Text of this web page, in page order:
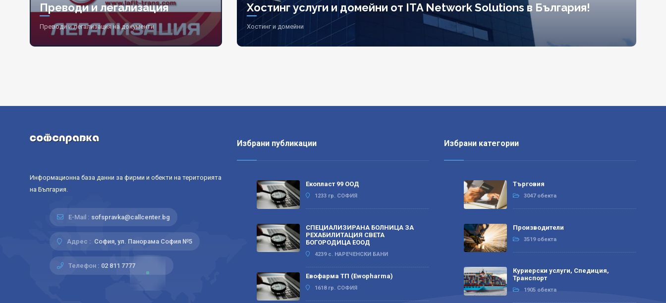
Преводи и легализация
Преводи и легализация на документи
Хостинг услуги и домейни от ITA Network Solutions в България!
Хостинг и домейни
Информационна база данни за фирми и обекти на територията
на България.
E-Mail : sofspravka@callcenter.bg
Адрес : София, ул. Панорама София №5
Телефон : 02 811 7777
Избрани публикации
Екопласт 99 ООД
1233 гр. СОФИЯ
СПЕЦИАЛИЗИРАНА БОЛНИЦА ЗА
РЕХАБИЛИТАЦИЯ СВЕТА
БОГОРОДИЦА ЕООД
4239 с. НАРЕЧЕНСКИ БАНИ
Евофарма ТП (Ewopharma)
1618 гр. СОФИЯ
Избрани категории
Търговия
3047 обекта
Производители
3519 обекта
Куриерски услуги, Спедиция,
Транспорт
1905 обекта